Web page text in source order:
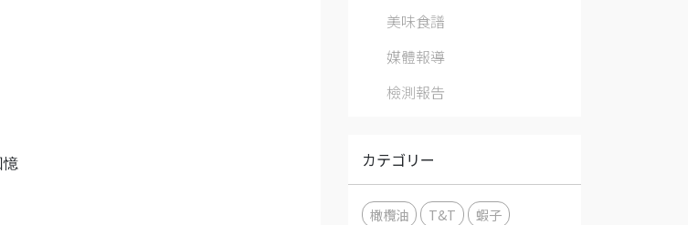
憶
美味食譜
媒體報導
檢測報告
カテゴリー
橄欖油 T&T
蝦子